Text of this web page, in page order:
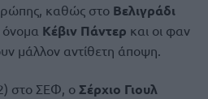
καθώς στο Βελιγράδι
όνομα Κέβιν Πάντερ και οι φαν
μάλλον αντίθετη άποψη.
στο ΣΕΦ, ο Σέρχιο Γιουλ